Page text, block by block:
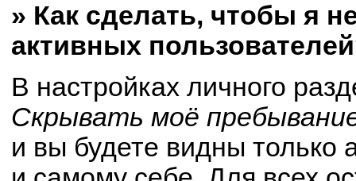
» Как сделать, чтобы я
активных
В настройках личного
Скрывать моё
и вы будете видны только